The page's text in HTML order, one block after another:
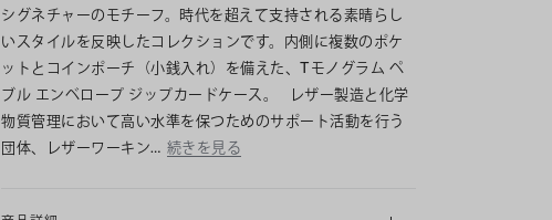
シグネチャーのモチーフ。時代を超えて支持される素晴らし
いスタイルを反映したコレクションです。内側に複数のポケ
ットとコインポーチ（小銭入れ）を備えた、Tモノグラム ペ
ブル エンベロープ ジップカードケース。 レザー製造と化学
物質管理において高い水準を保つためのサポート活動を行う
団体、レザーワーキン… 続きを見る